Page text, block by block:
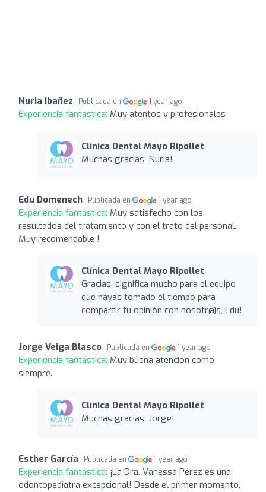
Nuria Ibañez Publicada en 1 year ago
Experiencia fantástica: Muy atentos y profesionales
Clínica Dental Mayo Ripollet
Muchas gracias, Nuria!
Edu Domenech Publicada en 1 year ago
Experiencia fantástica: Muy satisfecho con los
resultados del tratamiento y con el trato del personal.
Muy recomendable !
Clínica Dental Mayo Ripollet
Gracias, significa mucho para el equipo
que hayas tomado el tiempo para
compartir tu opinión con nosotr@s, Edu!
Jorge Veiga Blasco Publicada en 1 year ago
Experiencia fantástica: Muy buena atención como
siempre.
Clínica Dental Mayo Ripollet
Muchas gracias, Jorge!
Esther García Publicada en 1 year ago
Experiencia fantástica: ¡La Dra. Vanessa Pérez es una
odontopediatra excepcional! Desde el primer momento,